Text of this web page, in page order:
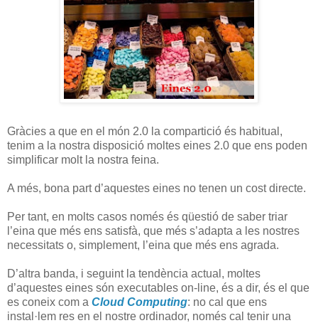
Gràcies a que en el món 2.0 la compartició és habitual,
tenim a la nostra disposició moltes eines 2.0 que ens poden
simplificar molt la nostra feina.
A més, bona part d’aquestes eines no tenen un cost directe.
Per tant, en molts casos només és qüestió de saber triar
l’eina que més ens satisfà, que més s’adapta a les nostres
necessitats o, simplement, l’eina que més ens agrada.
D’altra banda, i seguint la tendència actual, moltes
d’aquestes eines són executables on-line, és a dir, és el que
es coneix com a Cloud Computing: no cal que ens
instal·lem res en el nostre ordinador, només cal tenir una